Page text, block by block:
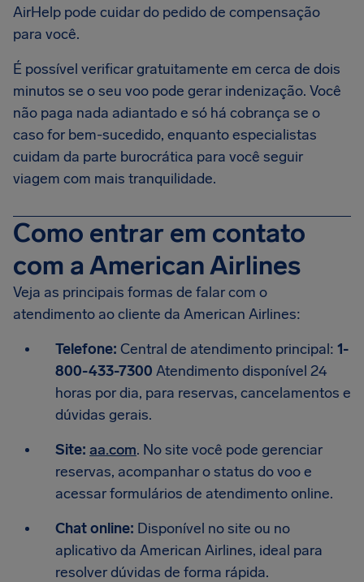
AirHelp pode cuidar do pedido de compensação
para você.
É possível verificar gratuitamente em cerca de dois
minutos se o seu voo pode gerar indenização. Você
não paga nada adiantado e só há cobrança se o
caso for bem-sucedido, enquanto especialistas
cuidam da parte burocrática para você seguir
viagem com mais tranquilidade.
Como entrar em contato
com a American Airlines
Veja as principais formas de falar com o
atendimento ao cliente da American Airlines:
Telefone: Central de atendimento principal: 1-
800-433-7300 Atendimento disponível 24
horas por dia, para reservas, cancelamentos e
dúvidas gerais.
Site: aa.com. No site você pode gerenciar
reservas, acompanhar o status do voo e
acessar formulários de atendimento online.
Chat online: Disponível no site ou no
aplicativo da American Airlines, ideal para
resolver dúvidas de forma rápida.